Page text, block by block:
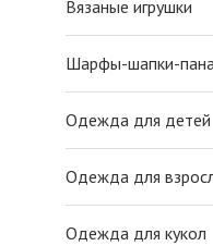
Вязаные игрушки
Шарфы-шапки-
Одежда для детей
Одежда для
Одежда для кукол